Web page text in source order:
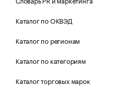
Каталог по ОКВЭД
Каталог по регионам
Каталог по категориям
Каталог торговых марок